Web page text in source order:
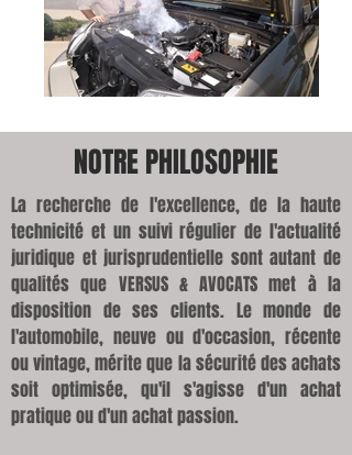
NOTRE PHILOSOPHIE
La recherche de l'excellence, de la haute
technicité et un suivi régulier de l'actualité
juridique et jurisprudentielle sont autant de
qualités que VERSUS & AVOCATS met à la
disposition de ses clients. Le monde de
l'automobile, neuve ou d'occasion, récente
ou vintage, mérite que la sécurité des achats
soit optimisée, qu'il s'agisse d'un achat
pratique ou d'un achat passion.